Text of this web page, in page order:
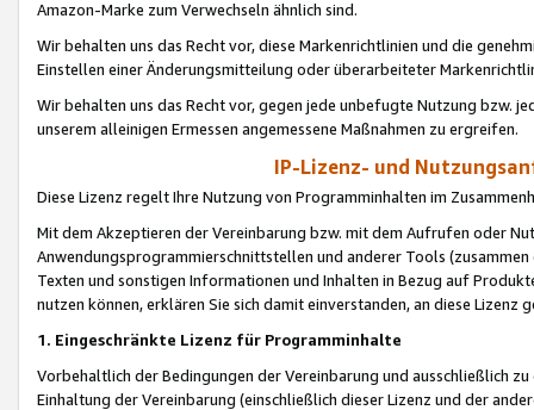
Amazon-Marke zum Verwechseln ähnlich sind.
Wir behalten uns das Recht vor, diese Markenrichtlinien und die
Einstellen einer Änderungsmitteilung oder überarbeiteter
Wir behalten uns das Recht vor, gegen jede unbefugte Nutzung bzw.
unserem alleinigen Ermessen angemessene Maßnahmen zu ergreifen.
IP-Lizenz- und
Diese Lizenz regelt Ihre Nutzung von Programminhalten im
Mit dem Akzeptieren der Vereinbarung bzw. mit dem Aufrufen oder
Anwendungsprogrammierschnittstellen und anderer Tools (zusammen
Texten und sonstigen Informationen und Inhalten in Bezug auf
nutzen können, erklären Sie sich damit einverstanden, an diese Lizenz
1. Eingeschränkte Lizenz für Programminhalte
Vorbehaltlich der Bedingungen der Vereinbarung und ausschließlich
Einhaltung der Vereinbarung (einschließlich dieser Lizenz und der